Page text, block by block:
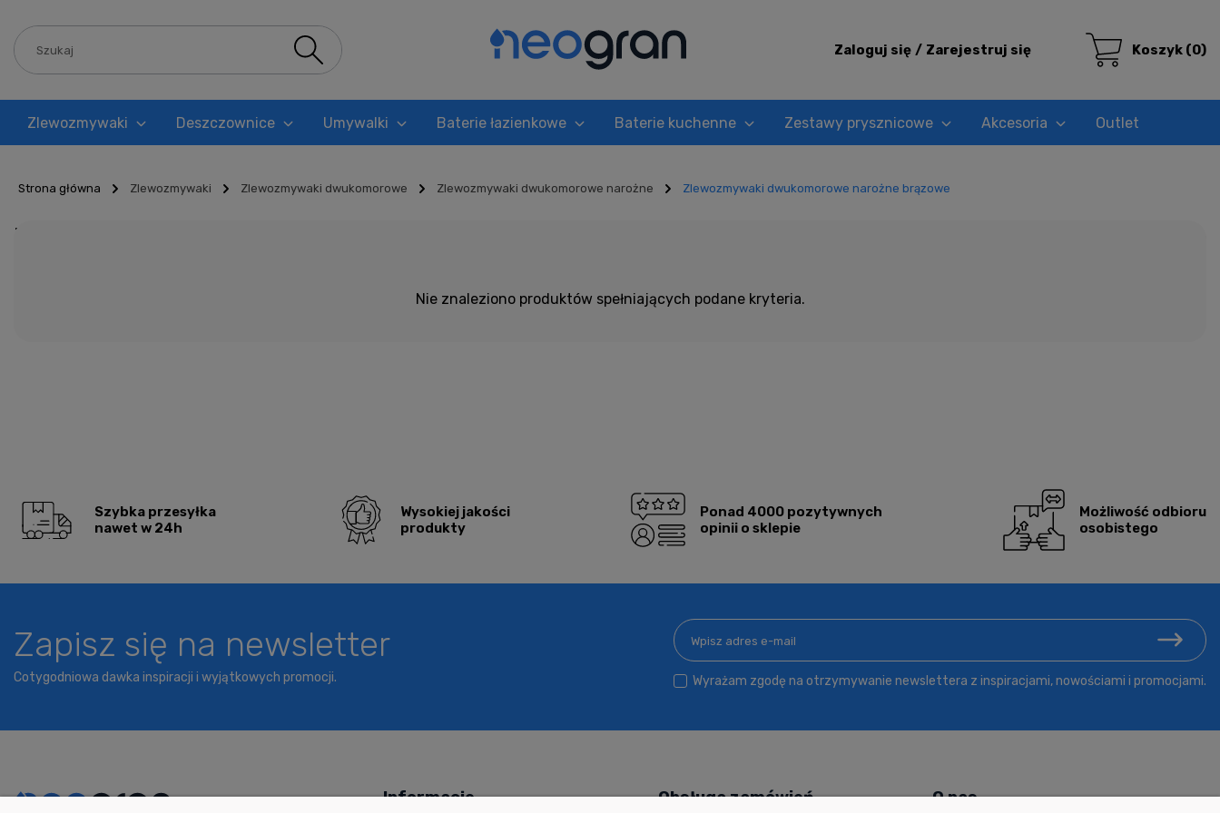
Zaloguj się Zarejestruj się Koszyk (0)
Zlewozmywaki Deszczownice Umywalki Baterie łazienkowe Baterie kuchenne Zestawy prysznicowe Akcesoria Outlet
Strona główna Zlewozmywaki Zlewozmywaki dwukomorowe Zlewozmywaki dwukomorowe narożne Zlewozmywaki dwukomorowe narożne brązowe
Zlewozmywaki dwukomorowe narożne brązowe
Nie znaleziono produktów spełniających podane kryteria.
Szybka przesyłka
nawet w 24h
Wysokiej jakości
produkty
Ponad 4000 pozytywnych
opinii o sklepie
Możliwość odbioru
osobistego
Zapisz się na newsletter
Cotygodniowa dawka inspiracji i wyjątkowych promocji. Wyrażam zgodę na otrzymywanie newslettera z inspiracjami, nowościami i promocjami.
Informacje Obsługa zamówień O nas